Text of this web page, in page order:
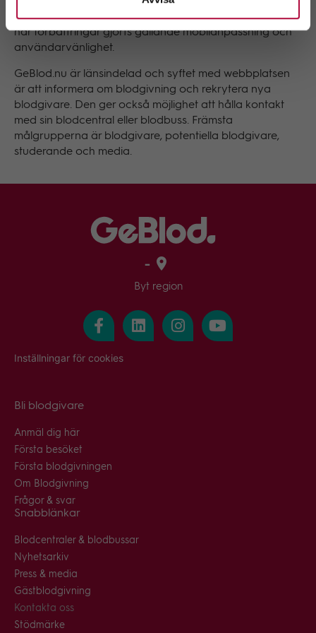
1999, förnyades 2011 och fick ny design 2017. Under 2019
har förbättringar gjorts gällande mobilanpassning och
användarvänlighet.
GeBlod.nu är länsindelad och syftet med webbplatsen
är att informera om blodgivning och rekrytera nya
blodgivare. Den ger också möjlighet att hålla kontakt
med sin blodcentral eller blodbuss. Främsta
målgrupperna är blodgivare, potentiella blodgivare,
studerande och media.
-
Byt region
Inställningar för cookies
Bli blodgivare
Anmäl dig här
Första besöket
Första blodgivningen
Om Blodgivning
Frågor & svar
Snabblänkar
Blodcentraler & blodbussar
Nyhetsarkiv
Press & media
Gästblodgivning
Kontakta oss
Stödmärke